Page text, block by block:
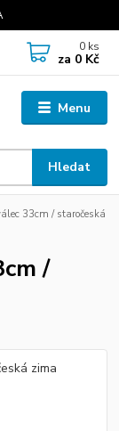
Menu
Hledat
0 ks
za 0 Kč
33cm / staročeská
/